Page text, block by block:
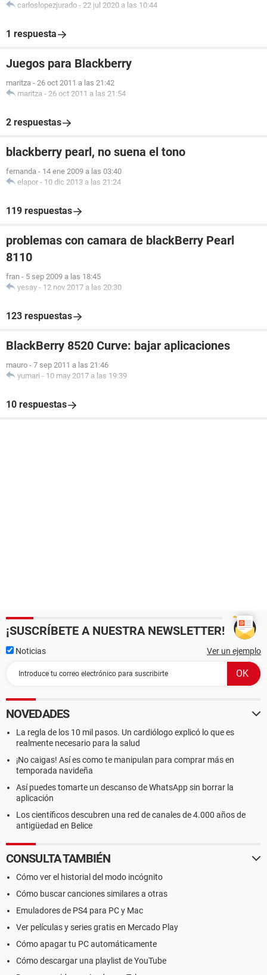
carloslopezjurado - 22 jul 2020 a las 10:44
1 respuesta
Juegos para Blackberry
maritza - 26 oct 2011 a las 21:42
maritza - 26 oct 2011 a las 21:54
2 respuestas
blackberry pearl, no suena el tono
fernanda - 14 ene 2009 a las 03:40
elapor - 10 dic 2013 a las 21:24
119 respuestas
problemas con camara de blackBerry Pearl
8110
fran - 5 sep 2009 a las 18:45
yesay - 12 nov 2017 a las 20:30
123 respuestas
BlackBerry 8520 Curve: bajar aplicaciones
mauro - 7 sep 2011 a las 21:46
yumari - 10 may 2017 a las 19:39
10 respuestas
¡SUSCRÍBETE A NUESTRA NEWSLETTER!
Noticias Ver un ejemplo
NOVEDADES
La regla de los 10 mil pasos. Un cardiólogo explicó lo que es
realmente necesario para la salud
¡No caigas! Así es como te manipulan para comprar más en
temporada navideña
Así puedes tomarte un descanso de WhatsApp sin borrar la
aplicación
Los científicos descubren una red de canales de 4.000 años de
antigüedad en Belice
CONSULTA TAMBIÉN
Cómo ver el historial del modo incógnito
Cómo buscar canciones similares a otras
Emuladores de PS4 para PC y Mac
Ver películas y series gratis en Mercado Play
Cómo apagar tu PC automáticamente
Cómo descargar una playlist de YouTube